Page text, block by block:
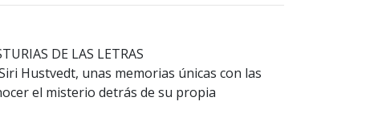
DE LAS LETRAS
Hustvedt, unas memorias únicas con las
el misterio detrás de su propia